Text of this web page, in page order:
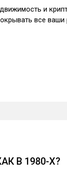
и
все ваши
В 1980-Х?